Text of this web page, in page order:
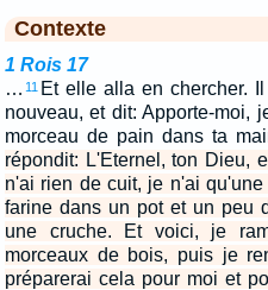
Contexte
1 Rois 17
… 11 Et elle alla en chercher.
nouveau, et dit: Apporte-moi,
morceau de pain dans ta
répondit: L'Eternel, ton Dieu,
n'ai rien de cuit, je n'ai
farine dans un pot et un peu
une cruche. Et voici, je
morceaux de bois, puis je
préparerai cela pour moi et